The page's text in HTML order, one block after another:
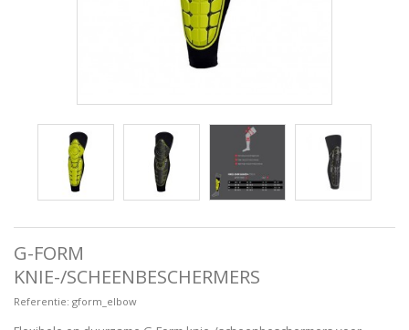
G-FORM
KNIE-/SCHEENBESCHERMERS
Referentie: gform_elbow